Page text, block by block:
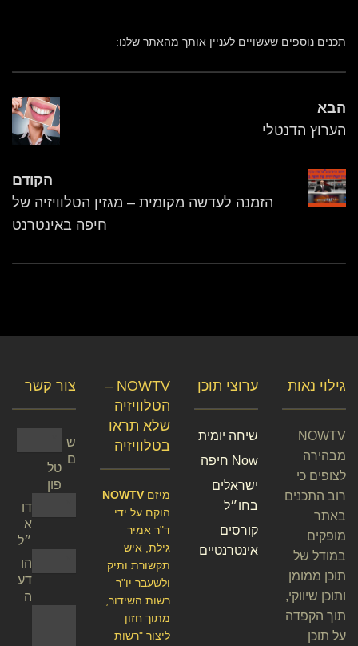
תכנים נוספים שעשויים לעניין אותך מהאתר שלנו:
הבא
הערוץ הדנטלי
הקודם
הזמנה לעדשה מקומית – מגזין הטלוויזיה של
חיפה באינטרנט
צור קשר
ש
ם
טל
פון
דו
א
״ל
הו
דע
ה
NOWTV –
הטלוויזיה
שלא תראו
בטלוויזיה
מיזם NOWTV
הוקם על ידי
ד"ר אמיר
גילת, איש
תקשורת ותיק
ולשעבר יו"ר
רשות השידור,
מתוך חזון
ליצור "רשות
ערוצי תוכן
שיחה יומית
Now חיפה
ישראלים
בחו״ל
קורסים
אינטרנטיים
גילוי נאות
NOWTV
מבהירה
לצופים כי
רוב התכנים
באתר
מופקים
במודל של
תוכן ממומן
ותוכן שיווקי,
תוך הקפדה
על תוכן